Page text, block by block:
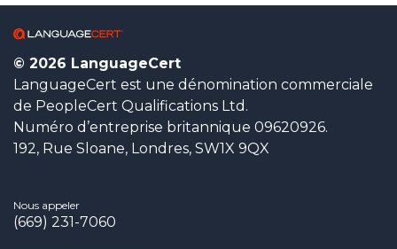
© 2026 LanguageCert
LanguageCert est une dénomination commerciale
de PeopleCert Qualifications Ltd.
Numéro d’entreprise britannique 09620926.
192, Rue Sloane, Londres, SW1X 9QX
Nous appeler
(669) 231-7060